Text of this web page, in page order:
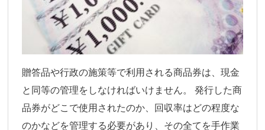
贈答品や行政の施策等で利用される商品券は、現金
と同等の管理をしなければいけません。 発行した商
品券がどこで使用されたのか、回収率はどの程度な
のかなどを管理する必要があり、その全てを手作業